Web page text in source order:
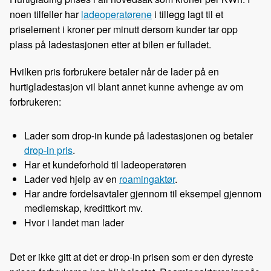
noen tilfeller harladeoperatørene i tillegg lagt til et
priselement i kroner per minutt dersom kunder tar opp
plass på ladestasjonen etter at bilen er fulladet.
Hvilken pris forbrukere betaler når de lader på en
hurtigladestasjon vil blant annet kunne avhenge av om
forbrukeren:
Lader som drop-in kunde på ladestasjonen og betaler
drop-in pris.
Har et kundeforhold til ladeoperatøren
Lader ved hjelp av en roamingaktør.
Har andre fordelsavtaler gjennom til eksempel gjennom
medlemskap, kredittkort mv.
Hvor i landet man lader
Det er ikke gitt at det er drop-in prisen som er den dyreste